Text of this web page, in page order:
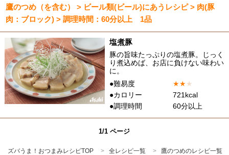
鷹のつめ（を含む） > ビール類(ビール)にあうレシピ > 肉(豚
肉：ブロック) > 調理時間：60分以上 1品
塩煮豚
豚の旨味たっぷりの塩煮豚。じっく
り煮込めば、お店に負けない味わい
に。
●難易度
★★★
●カロリー
721kcal
●調理時間
60分以上
1/1 ページ
ズバうま！おつまみレシピTOP 全レシピ一覧
鷹のつめのレシピ一覧